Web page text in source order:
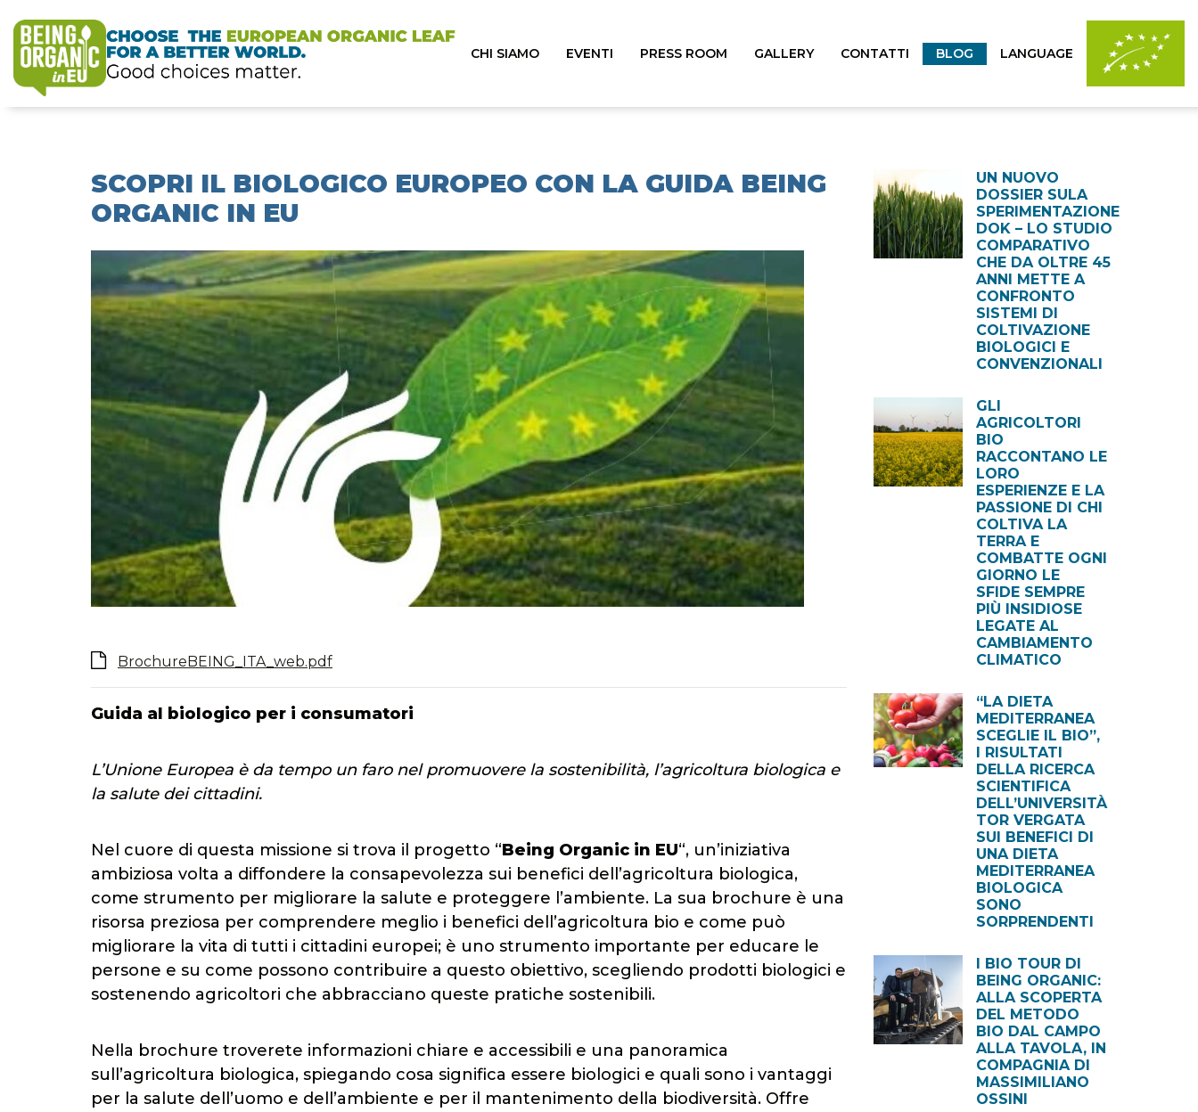
CHI SIAMO EVENTI PRESS ROOM GALLERY CONTATTI BLOG LANGUAGE
SCOPRI IL BIOLOGICO EUROPEO CON LA GUIDA BEING
ORGANIC IN EU
BrochureBEING_ITA_web.pdf
Guida al biologico per i consumatori
L’Unione Europea è da tempo un faro nel promuovere la sostenibilità, l’agricoltura biologica e
la salute dei cittadini.
Nel cuore di questa missione si trova il progetto “Being Organic in EU“, un’iniziativa
ambiziosa volta a diffondere la consapevolezza sui benefici dell’agricoltura biologica,
come strumento per migliorare la salute e proteggere l’ambiente. La sua brochure è una
risorsa preziosa per comprendere meglio i benefici dell’agricoltura bio e come può
migliorare la vita di tutti i cittadini europei; è uno strumento importante per educare le
persone e su come possono contribuire a questo obiettivo, scegliendo prodotti biologici e
sostenendo agricoltori che abbracciano queste pratiche sostenibili.
Nella brochure troverete informazioni chiare e accessibili e una panoramica
sull’agricoltura biologica, spiegando cosa significa essere biologici e quali sono i vantaggi
per la salute dell’uomo e dell’ambiente e per il mantenimento della biodiversità. Offre
UN NUOVO
DOSSIER SULA
SPERIMENTAZIONE
DOK – LO STUDIO
COMPARATIVO
CHE DA OLTRE 45
ANNI METTE A
CONFRONTO
SISTEMI DI
COLTIVAZIONE
BIOLOGICI E
CONVENZIONALI
GLI
AGRICOLTORI
BIO
RACCONTANO LE
LORO
ESPERIENZE E LA
PASSIONE DI CHI
COLTIVA LA
TERRA E
COMBATTE OGNI
GIORNO LE
SFIDE SEMPRE
PIÙ INSIDIOSE
LEGATE AL
CAMBIAMENTO
CLIMATICO
“LA DIETA
MEDITERRANEA
SCEGLIE IL BIO”,
I RISULTATI
DELLA RICERCA
SCIENTIFICA
DELL’UNIVERSITÀ
TOR VERGATA
SUI BENEFICI DI
UNA DIETA
MEDITERRANEA
BIOLOGICA
SONO
SORPRENDENTI
I BIO TOUR DI
BEING ORGANIC:
ALLA SCOPERTA
DEL METODO
BIO DAL CAMPO
ALLA TAVOLA, IN
COMPAGNIA DI
MASSIMILIANO
OSSINI